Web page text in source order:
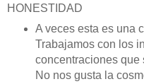
HONESTIDAD
A veces esta es una
Trabajamos con los
concentraciones que
No nos gusta la